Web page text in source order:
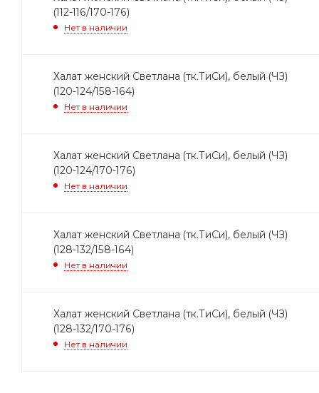
(112-116/170-176)
Нет в наличии
Халат женский Светлана (тк.ТиСи), белый (ЧЗ)
(120-124/158-164)
Нет в наличии
Халат женский Светлана (тк.ТиСи), белый (ЧЗ)
(120-124/170-176)
Нет в наличии
Халат женский Светлана (тк.ТиСи), белый (ЧЗ)
(128-132/158-164)
Нет в наличии
Халат женский Светлана (тк.ТиСи), белый (ЧЗ)
(128-132/170-176)
Нет в наличии